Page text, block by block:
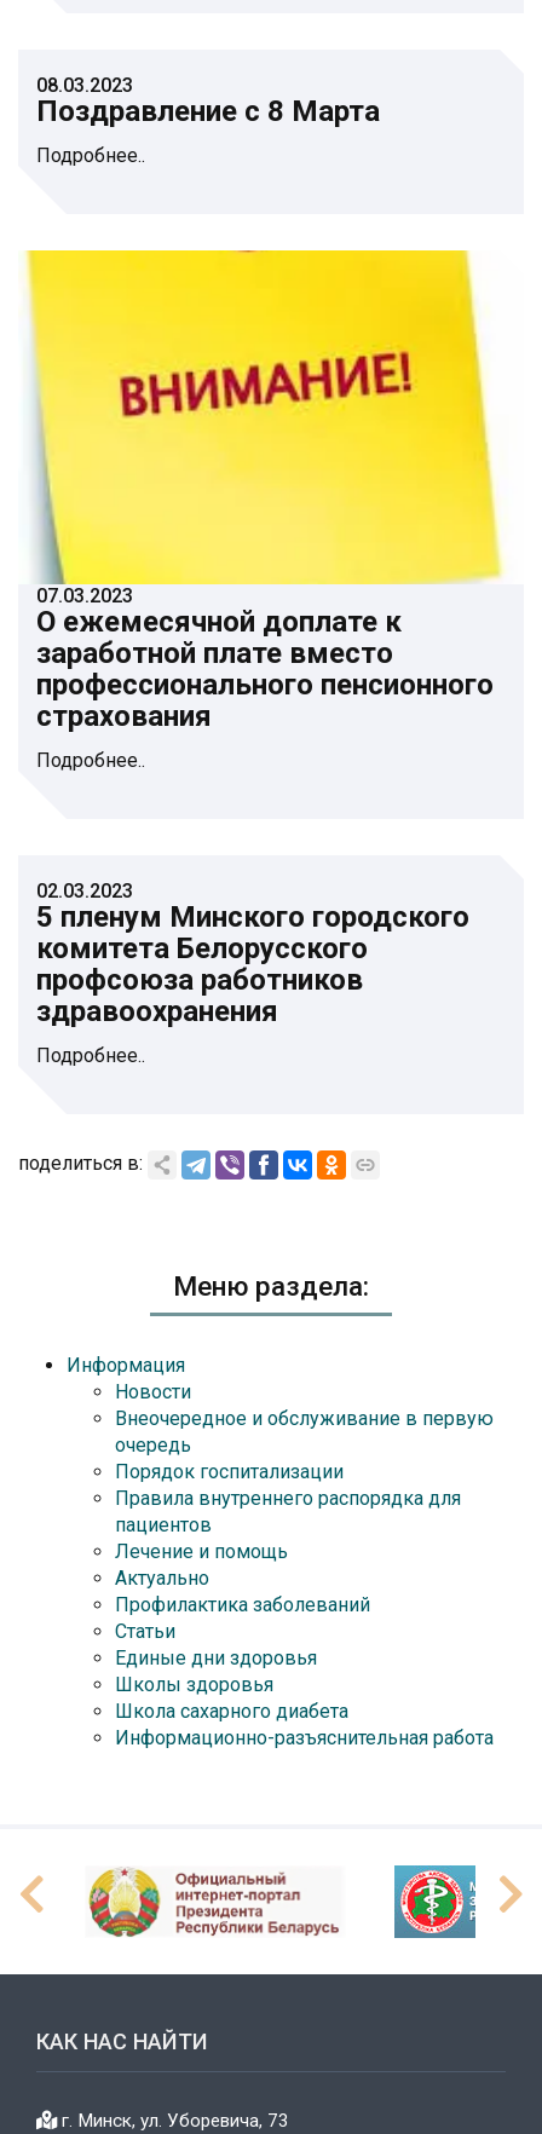
08.03.2023
Поздравление с 8 Марта
Подробнее..
07.03.2023
О ежемесячной доплате к
заработной плате вместо
профессионального пенсионного
страхования
Подробнее..
02.03.2023
5 пленум Минского городского
комитета Белорусского
профсоюза работников
здравоохранения
Подробнее..
поделиться в:
Меню раздела:
Информация
Новости
Внеочередное и обслуживание в первую
очередь
Порядок госпитализации
Правила внутреннего распорядка для
пациентов
Лечение и помощь
Актуально
Профилактика заболеваний
Статьи
Единые дни здоровья
Школы здоровья
Школа сахарного диабета
Информационно-разъяснительная работа
КАК НАС НАЙТИ
г. Минск, ул. Уборевича, 73